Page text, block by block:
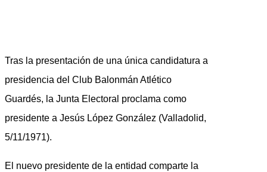
Tras la presentación de una única candidatura a
presidencia del Club Balonmán Atlético
Guardés, la Junta Electoral proclama como
presidente a Jesús López González (Valladolid,
5/11/1971).
El nuevo presidente de la entidad comparte la